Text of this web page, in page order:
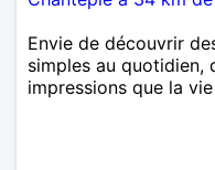
Envie de découvrir
simples au quotidien,
impressions que la